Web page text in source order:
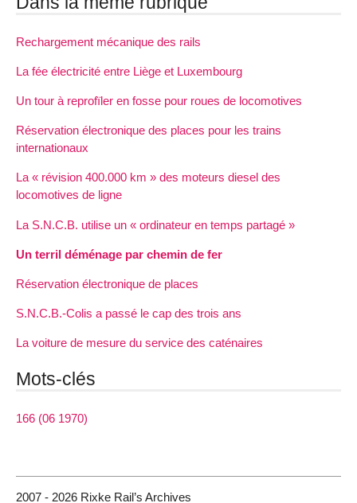
Rechargement mécanique des rails
La fée électricité entre Liège et Luxembourg
Un tour à reprofïler en fosse pour roues de locomotives
Réservation électronique des places pour les trains
internationaux
La « révision 400.000 km » des moteurs diesel des
locomotives de ligne
La S.N.C.B. utilise un « ordinateur en temps partagé »
Un terril déménage par chemin de fer
Réservation électronique de places
S.N.C.B.-Colis a passé le cap des trois ans
La voiture de mesure du service des caténaires
Mots-clés
166 (06 1970)
2007 - 2026 Rixke Rail’s Archives